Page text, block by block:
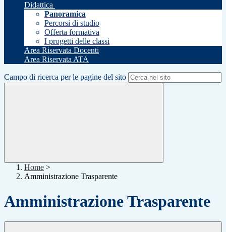
Didattica
Panoramica
Percorsi di studio
Offerta formativa
I progetti delle classi
Area Riservata Docenti
Area Riservata ATA
Campo di ricerca per le pagine del sito
Home >
Amministrazione Trasparente
Amministrazione Trasparente